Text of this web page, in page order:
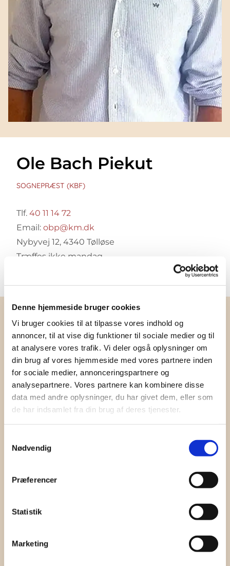
Denne hjemmeside bruger cookies
Vi bruger cookies til at tilpasse vores indhold og
annoncer, til at vise dig funktioner til sociale medier og til
at analysere vores trafik. Vi deler også oplysninger om
din brug af vores hjemmeside med vores partnere inden
for sociale medier, annonceringspartnere og
analysepartnere. Vores partnere kan kombinere disse
data med andre oplysninger, du har givet dem, eller som
de har indsamlet fra din brug af deres tjenester.
Nødvendig
Præferencer
Statistik
Marketing
Ole Bach Piekut
SOGNEPRÆST (KBF)
Tlf. 40 11 14 72
Email: obp@km.dk
Nybyvej 12, 4340 Tølløse
Træffes ikke mandag